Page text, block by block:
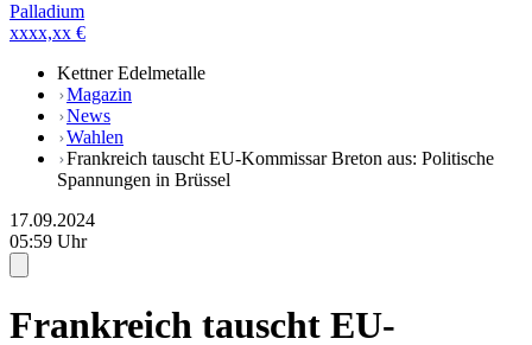
Palladium
xxxx,xx €
Kettner Edelmetalle
Magazin
News
Wahlen
Frankreich tauscht EU-Kommissar Breton aus: Politische
Spannungen in Brüssel
17.09.2024
05:59 Uhr
Frankreich tauscht EU-